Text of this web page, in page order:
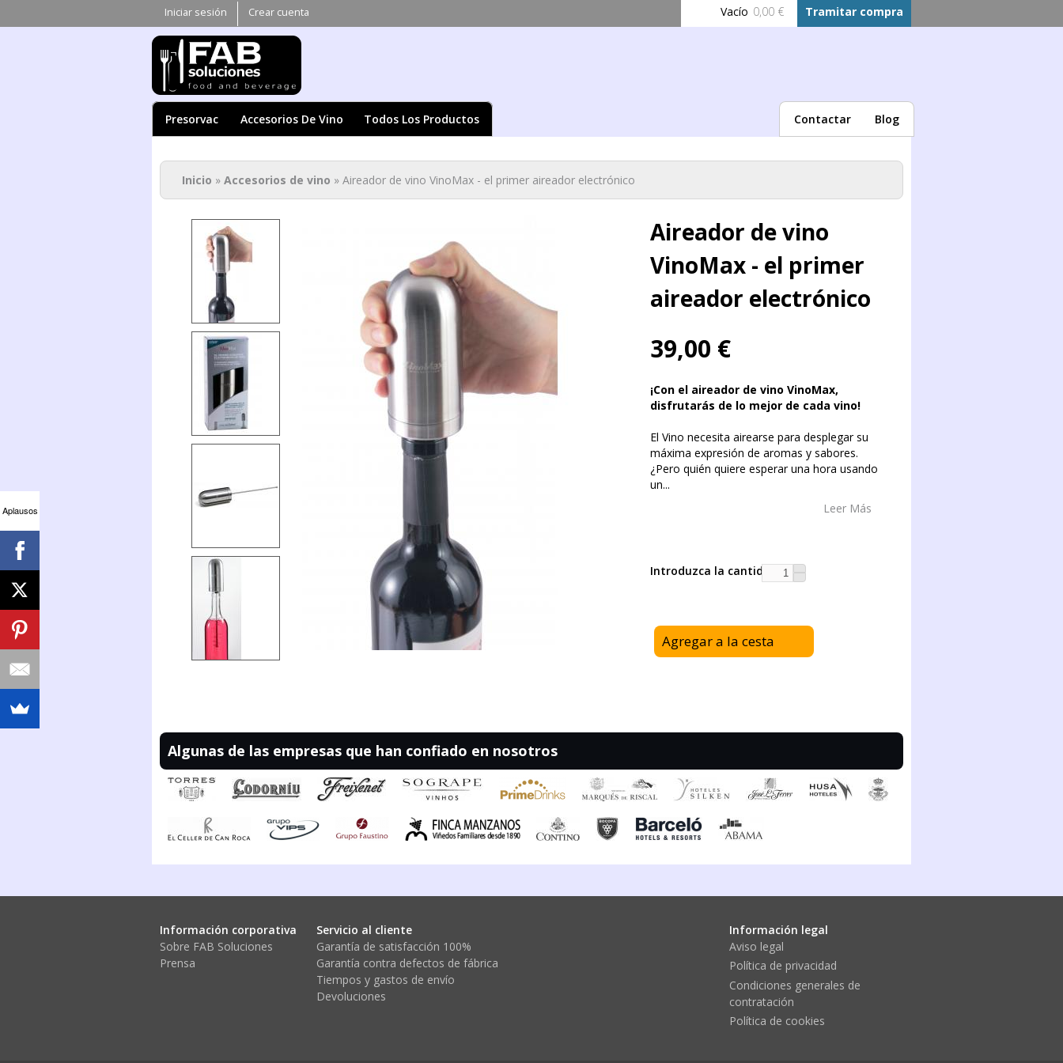
contenido
Iniciar sesión Crear cuenta Vacío 0,00 € Tramitar compra
Presorvac Accesorios De Vino Todos Los Productos Contactar Blog
Se encuentra usted aquí
Inicio » Accesorios de vino » Aireador de vino VinoMax - el primer aireador electrónico
Aireador de vino
VinoMax - el primer
aireador electrónico
39,00 €
¡Con el aireador de vino VinoMax,
disfrutarás de lo mejor de cada vino!
El Vino necesita airearse para desplegar su
máxima expresión de aromas y sabores.
¿Pero quién quiere esperar una hora usando
un...
Leer Más
Introduzca la cantidad
Algunas de las empresas que han confiado en nosotros
Información corporativa
Sobre FAB Soluciones
Prensa
Servicio al cliente
Garantía de satisfacción 100%
Garantía contra defectos de fábrica
Tiempos y gastos de envío
Devoluciones
Información legal
Aviso legal
Política de privacidad
Condiciones generales de
contratación
Política de cookies
Aplausos